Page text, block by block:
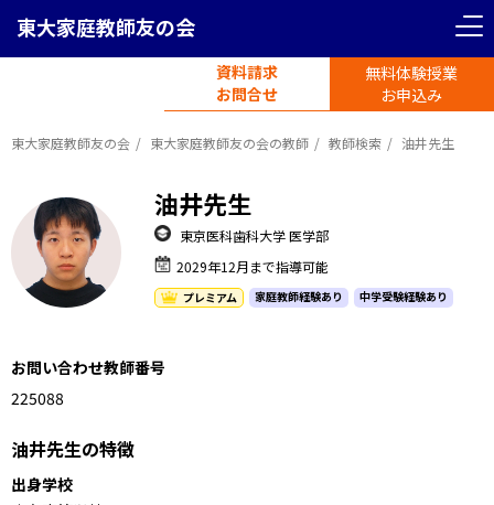
東大家庭教師友の会
資料請求
お問合せ
無料体験授業
お申込み
東大家庭教師友の会 東大家庭教師友の会の教師 教師検索 油井先生
油井先生
東京医科歯科大学 医学部
2029年12月まで指導可能
プレミアム 家庭教師経験あり 中学受験経験あり
お問い合わせ教師番号
1225088
油井先生の特徴
出身学校